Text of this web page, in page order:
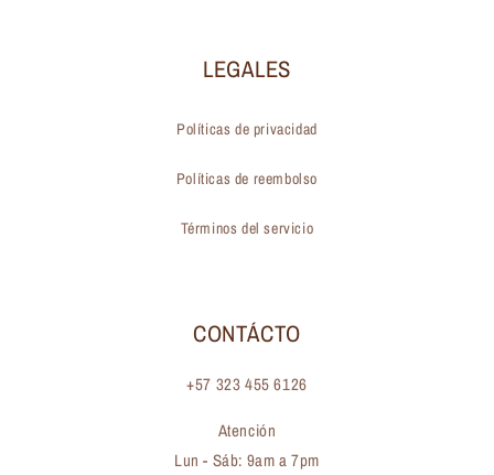
LEGALES
Políticas de privacidad
Políticas de reembolso
Términos del servicio
CONTÁCTO
+57 323 455 6126
Atención
Lun - Sáb: 9am a 7pm